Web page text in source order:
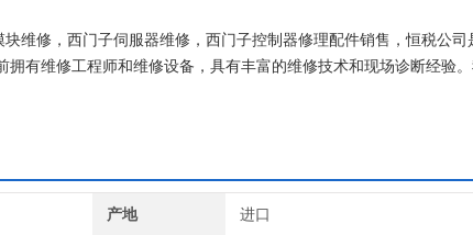
维修，西门子伺服器维修，西门子控制器修理配件销售，恒税公司
有维修工程师和维修设备，具有丰富的维修技术和现场诊断经验
产地 进口